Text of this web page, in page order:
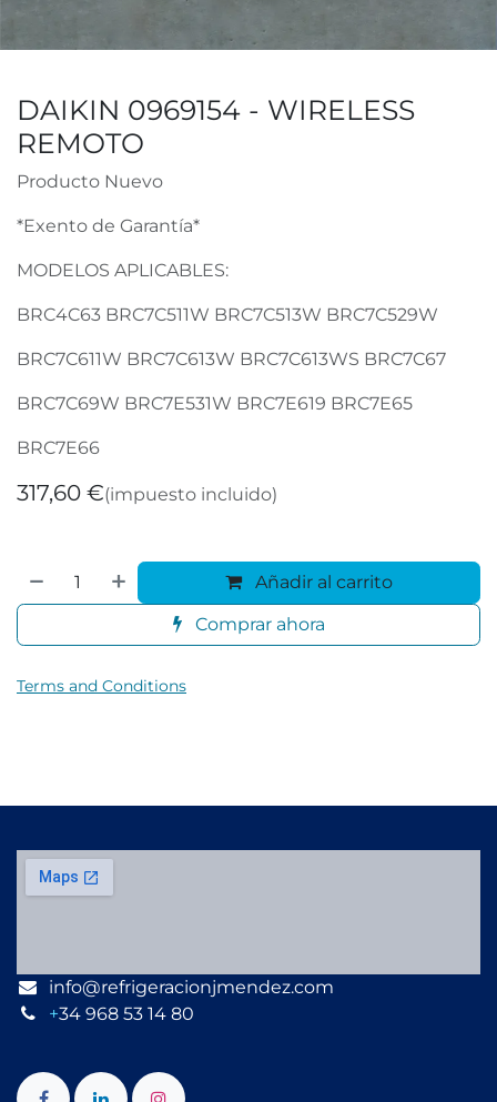
DAIKIN 0969154 - WIRELESS
REMOTO
Producto Nuevo
*Exento de Garantía*
MODELOS APLICABLES:
BRC4C63 BRC7C511W BRC7C513W BRC7C529W
BRC7C611W BRC7C613W BRC7C613WS BRC7C67
BRC7C69W BRC7E531W BRC7E619 BRC7E65
BRC7E66
317,60 €(impuesto incluido)
Añadir al carrito
Comprar ahora
Terms and Conditions
info@refrigeracionjmendez.com
+34 968 53 14 80